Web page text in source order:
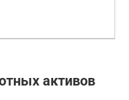
активов